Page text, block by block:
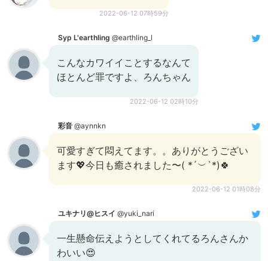
2022-06-12 07時59分
Syp L'earthling @earthling_l
こんなカワイイことするなんて
ほとんど罪ですよ、ろんちゃん
2022-06-12 02時10分
彩音 @aynnkn
可愛すぎて悶えてます。。ありがとうござい
ます💖今日も癒されました〜( *´︶`*)🍀
2022-06-12 01時08分
ユキナリ@ヒスイ @yuki_nari
一生懸命伝えようとしてくれてるろんさんか
わいい😍